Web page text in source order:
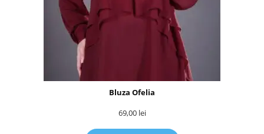
Bluza Ofelia
69,00 lei